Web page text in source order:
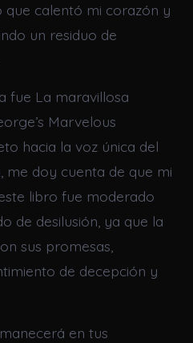
que calentó mi corazón y
un residuo de
fue La maravillosa
Marvelous
hacia la voz única del
me doy cuenta de que mi
libro fue moderado
de desilusión, ya que la
sus promesas,
de decepción y
en tus